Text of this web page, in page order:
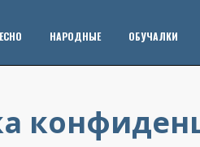
НАРОДНЫЕ ОБУЧАЛКИ